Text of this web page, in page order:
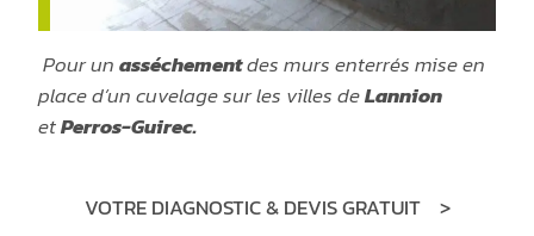
Pour unasséchementdes murs enterrés mise en
place d’un cuvelage sur les villes deLannion
etPerros-Guirec.
VOTRE DIAGNOSTIC & DEVIS GRATUIT >